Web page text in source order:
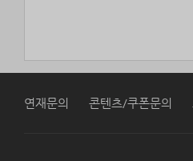
연재문의 콘텐츠/쿠폰문의